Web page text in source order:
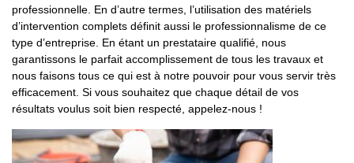
professionnelle. En d’autre termes, l’utilisation des matériels
d’intervention complets définit aussi le professionnalisme de ce
type d’entreprise. En étant un prestataire qualifié, nous
garantissons le parfait accomplissement de tous les travaux et
nous faisons tous ce qui est à notre pouvoir pour vous servir très
efficacement. Si vous souhaitez que chaque détail de vos
résultats voulus soit bien respecté, appelez-nous !